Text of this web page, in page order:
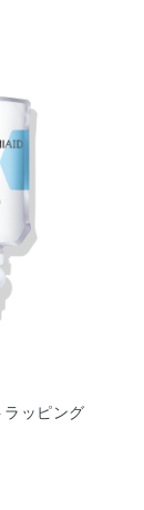
ラッピング